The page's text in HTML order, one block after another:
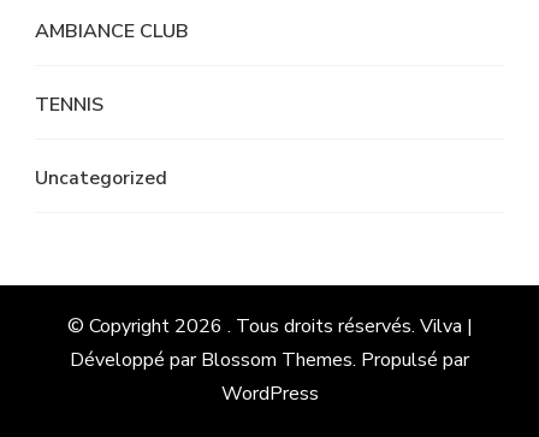
AMBIANCE CLUB
TENNIS
Uncategorized
© Copyright 2026 . Tous droits réservés. Vilva |
Développé parBlossom Themes. Propulsé par
WordPress